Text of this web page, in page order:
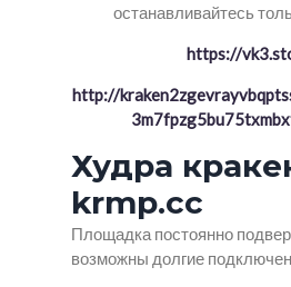
останавливайтесь
https://
http://
Худра
krmp.cc
Площадка постоянно
возможны долгие